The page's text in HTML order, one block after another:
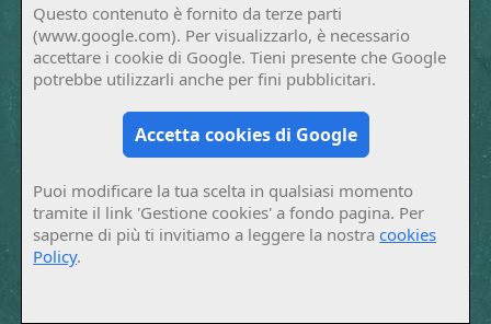
Questo contenuto è fornito da terze parti
(www.google.com). Per visualizzarlo, è necessario
accettare i cookie di Google. Tieni presente che Google
potrebbe utilizzarli anche per fini pubblicitari.
Accetta cookies di Google
Puoi modificare la tua scelta in qualsiasi momento
tramite il link 'Gestione cookies' a fondo pagina. Per
saperne di più ti invitiamo a leggere la nostracookies
Policy.